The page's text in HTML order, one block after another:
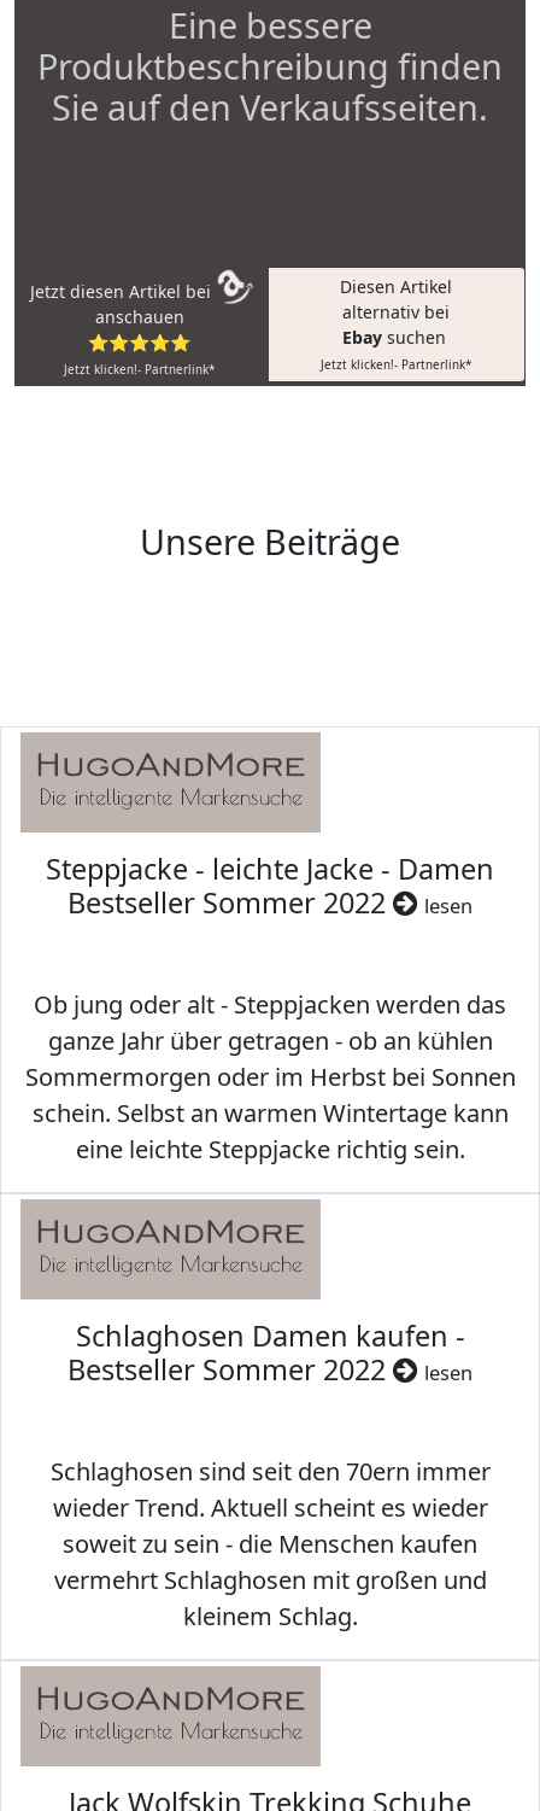
Eine bessere
Produktbeschreibung finden
Sie auf den Verkaufsseiten.
Jetzt diesen Artikel bei
anschauen
⭐⭐⭐⭐⭐
Jetzt klicken!- Partnerlink*
Diesen Artikel
alternativ bei
Ebay suchen
Jetzt klicken!- Partnerlink*
Unsere Beiträge
Steppjacke - leichte Jacke - Damen
Bestseller Sommer 2022
lesen
Ob jung oder alt - Steppjacken werden das
ganze Jahr über getragen - ob an kühlen
Sommermorgen oder im Herbst bei Sonnen
schein. Selbst an warmen Wintertage kann
eine leichte Steppjacke richtig sein.
Schlaghosen Damen kaufen -
Bestseller Sommer 2022
lesen
Schlaghosen sind seit den 70ern immer
wieder Trend. Aktuell scheint es wieder
soweit zu sein - die Menschen kaufen
vermehrt Schlaghosen mit großen und
kleinem Schlag.
Jack Wolfskin Trekking Schuhe